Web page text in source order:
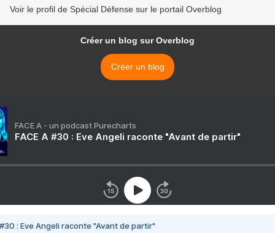
Voir le profil de Spécial Défense sur le portail Overblog
Créer un blog sur Overblog
Créer un blog
FACE A - un podcast Purecharts
FACE A #30 : Eve Angeli raconte "Avant de partir"
#30 : Eve Angeli raconte "Avant de partir"